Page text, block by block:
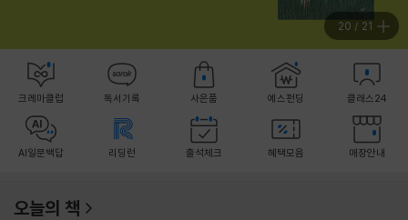
21 / 21
크레마클럽 독서기록 사은품 예스펀딩 클래스24
AI일문백답 리딩런 출석체크 혜택모음 매장안내
오늘의 책